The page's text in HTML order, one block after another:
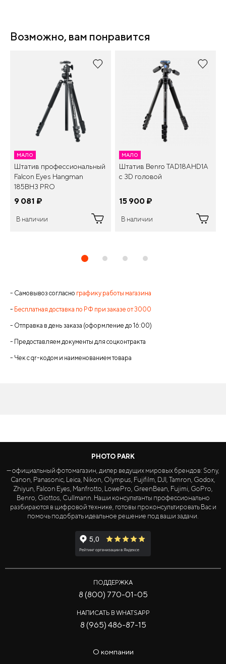
Возможно, вам понравится
МАЛО
Штатив профессиональный
Falcon Eyes Hangman
185BH3 PRO
9 081 ¤
В наличии
МАЛО
Штатив Benro TAD18AHD1A
с 3D головой
15 900 ¤
В наличии
- Самовывоз согласно графику работы магазина
- Бесплатная доставка по РФ при заказе от 3000
- Отправка в день заказа (оформление до 16:00)
- Предоставляем документы для соцконтракта
- Чек с qr-кодом и наименованием товара
PHOTO PARK
— официальный фотомагазин, дилер ведущих мировых брендов: Sony,
Canon, Panasonic, Leica, Nikon, Olympus, Fujifilm, DJI, Tamron, Godox,
Zhiyun, Falcon Eyes, Manfrotto, LowePro, GreenBean, Fujimi, GoPro,
Benro, Giottos, Cullmann. Наши консультанты профессионально
разбираются в цифровой технике, готовы проконсультировать Вас и
помочь подобрать идеальное решение под ваши задачи.
ПОДДЕРЖКА
8 (800) 770-01-05
НАПИСАТЬ В WHATSAPP
8 (965) 486-87-15
О компании